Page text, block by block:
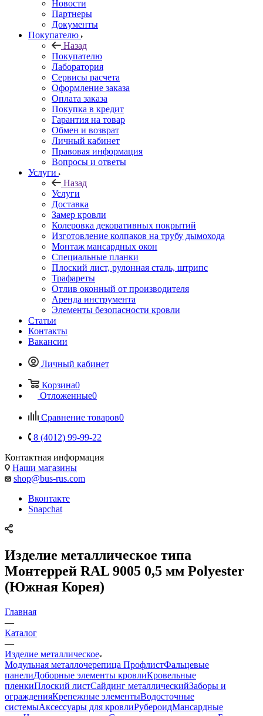
Новости
Партнеры
Документы
Покупателю
Назад
Покупателю
Лаборатория
Сервисы расчета
Оформление заказа
Оплата заказа
Покупка в кредит
Гарантия на товар
Обмен и возврат
Личный кабинет
Правовая информация
Вопросы и ответы
Услуги
Назад
Услуги
Доставка
Замер кровли
Колеровка декоративных покрытий
Изготовление колпаков на трубу дымохода
Монтаж мансардных окон
Специальные планки
Плоский лист, рулонная сталь, штрипс
Трафареты
Отлив оконный от производителя
Аренда инструмента
Элементы безопасности кровли
Статьи
Контакты
Вакансии
Личный кабинет
Корзина0
Отложенные0
Сравнение товаров0
8 (4012) 99-99-22
Контактная информация
Наши магазины
shop@bus-rus.com
Вконтакте
Snapchat
Изделие металлическое типа
Монтеррей RAL 9005 0,5 мм Polyester
(Южная Корея)
Главная
—
Каталог
—
Изделие металлическое
Модульная металлочерепица ПрофлистФальцевые
панелиДоборные элементы кровлиКровельные
пленкиПлоский листСайдинг металлическийЗаборы и
огражденияКрепежные элементыВодосточные
системыАксессуары для кровлиРубероидМансардные